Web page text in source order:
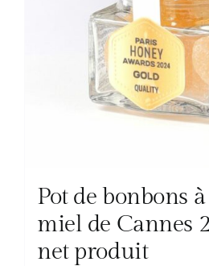
Pot de bonbons
miel de Cannes
net produit